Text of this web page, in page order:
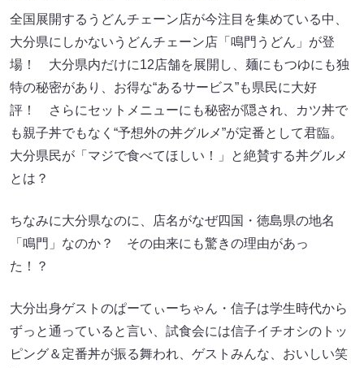
全国展開するうどんチェーン店が今注目を集めている中、
大分県にしかないうどんチェーン店「鳴門うどん」が登
場！ 大分県内だけに12店舗を展開し、麺にもつゆにも独
特の秘密があり、お得な“あるサービス”も県民に大好
評！ さらにセットメニューにも秘密が隠され、カツ丼で
も親子丼でもなく“予想外の丼グルメ”が定番として君臨。
大分県民が「マジで食べてほしい！」と絶賛する丼グルメ
とは？
ちなみに大分県なのに、店名がなぜ四国・徳島県の地名
「鳴門」なのか？ その由来にも驚きの理由があっ
た！？
大分出身ゲストのぱーてぃーちゃん・信子は学生時代から
ずっと通っていると言い、試食会には信子イチオシのトッ
ピング＆定番丼が振る舞われ、ゲストみんな、おいしい笑